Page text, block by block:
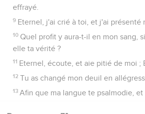
effrayé.
9 Eternel, j'ai crié à toi, et j'ai présenté
10 Quel profit y aura-t-il en mon sang,
elle ta vérité ?
11 Eternel, écoute, et aie pitié de moi ;
12 Tu as changé mon deuil en
13 Afin que ma langue te psalmodie,